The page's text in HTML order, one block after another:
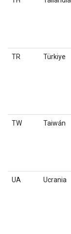
TR Türkiye
TW Taiwán
UA Ucrania